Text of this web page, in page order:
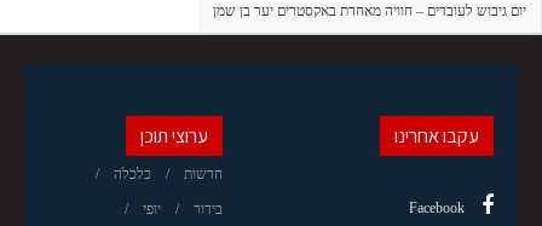
יום גיבוש לעובדים – חוויה מאחדת באקסטרים יער בן שמן
ערוצי תוכן
חדשות כלכלה
בידור יופי
עקבו אחרינו
Facebook